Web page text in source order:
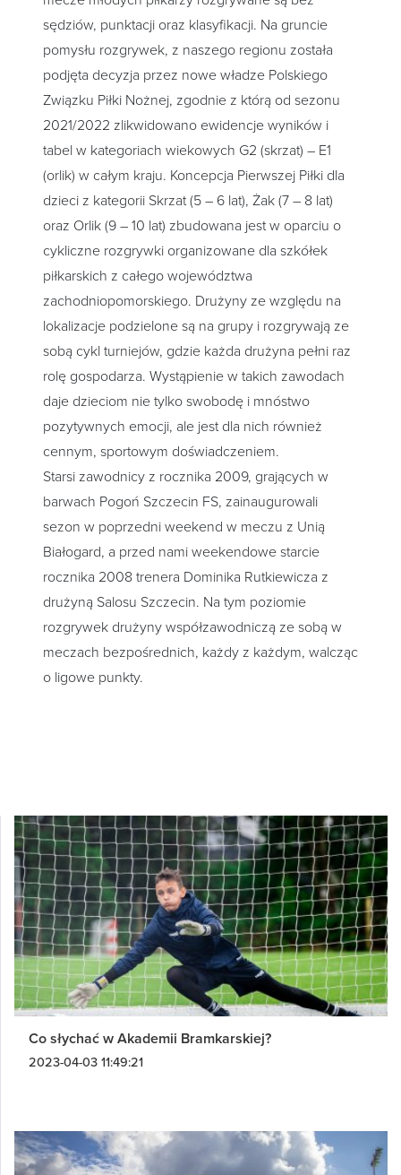
sędziów, punktacji oraz klasyfikacji. Na gruncie
pomysłu rozgrywek, z naszego regionu została
podjęta decyzja przez nowe władze Polskiego
Związku Piłki Nożnej, zgodnie z którą od sezonu
2021/2022 zlikwidowano ewidencje wyników i
tabel w kategoriach wiekowych G2 (skrzat) – E1
(orlik) w całym kraju. Koncepcja Pierwszej Piłki dla
dzieci z kategorii Skrzat (5 – 6 lat), Żak (7 – 8 lat)
oraz Orlik (9 – 10 lat) zbudowana jest w oparciu o
cykliczne rozgrywki organizowane dla szkółek
piłkarskich z całego województwa
zachodniopomorskiego. Drużyny ze względu na
lokalizacje podzielone są na grupy i rozgrywają ze
sobą cykl turniejów, gdzie każda drużyna pełni raz
rolę gospodarza. Wystąpienie w takich zawodach
daje dzieciom nie tylko swobodę i mnóstwo
pozytywnych emocji, ale jest dla nich również
cennym, sportowym doświadczeniem.
Starsi zawodnicy z rocznika 2009, grających w
barwach Pogoń Szczecin FS, zainaugurowali
sezon w poprzedni weekend w meczu z Unią
Białogard, a przed nami weekendowe starcie
rocznika 2008 trenera Dominika Rutkiewicza z
drużyną Salosu Szczecin. Na tym poziomie
rozgrywek drużyny współzawodniczą ze sobą w
meczach bezpośrednich, każdy z każdym, walcząc
o ligowe punkty.
Co słychać w Akademii Bramkarskiej?
2023-04-03 11:49:21